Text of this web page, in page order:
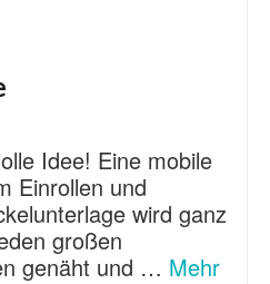
Idee! Eine mobile
Einrollen und
wird ganz
großen
genäht und … Mehr